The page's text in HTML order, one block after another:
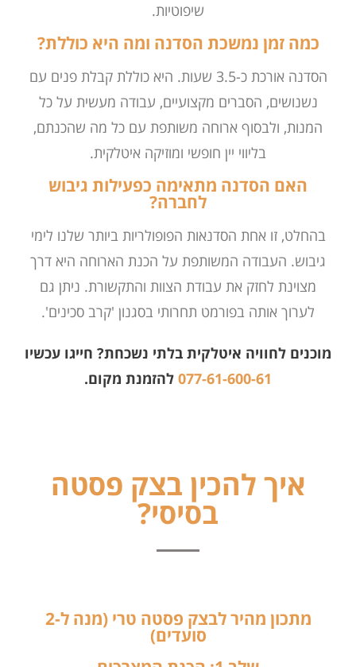
שיפוטיות.
כמה זמן נמשכת הסדנה ומה היא כוללת?
הסדנה אורכת כ-3.5 שעות. היא כוללת קבלת פנים עם
נשנושים, הסברים מקצועיים, עבודה מעשית על כל
המנות, ולבסוף ארוחה משותפת עם כל מה שהכנתם,
בליווי יין חופשי ומוזיקה איטלקית.
האם הסדנה מתאימה כפעילות גיבוש
לחברה?
בהחלט, זו אחת הסדנאות הפופולריות ביותר שלנו לימי
גיבוש. העבודה המשותפת על הכנת הארוחה היא דרך
מצוינת לחזק את עבודת הצוות והתקשורת. ניתן גם
לערוך אותה בפורמט תחרותי בסגנון 'קרב סכינים'.
מוכנים לחוויה איטלקית בלתי נשכחת? חייגו עכשיו
077-61-600-61 להזמנת מקום.
איך להכין בצק פסטה
בסיסי?
מתכון מהיר לבצק פסטה טרי (מנה ל-2
סועדים)